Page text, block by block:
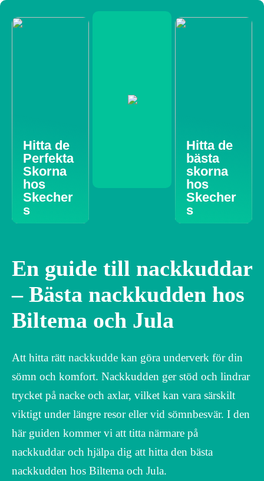
Hitta de
Perfekta
Skorna
hos
Skecher
s
Hitta de
bästa
skorna
hos
Skecher
s
En guide till nackkuddar
– Bästa nackkudden hos
Biltema och Jula
Att hitta rätt nackkudde kan göra underverk för din
sömn och komfort. Nackkudden ger stöd och lindrar
trycket på nacke och axlar, vilket kan vara särskilt
viktigt under längre resor eller vid sömnbesvär. I den
här guiden kommer vi att titta närmare på
nackkuddar och hjälpa dig att hitta den bästa
nackkudden hos Biltema och Jula.